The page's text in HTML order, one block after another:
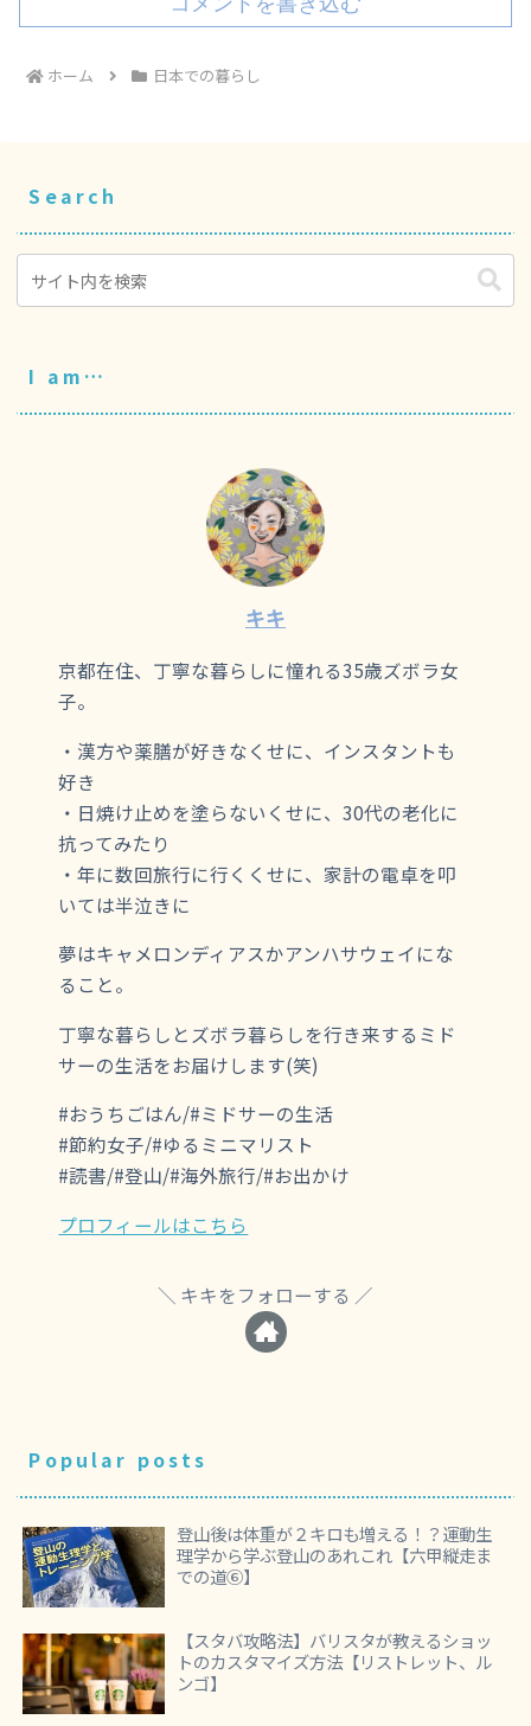
ホーム 日本での暮らし
Search
I am…
キキ
京都在住、丁寧な暮らしに憧れる35歳ズボラ女
子。
・漢方や薬膳が好きなくせに、インスタントも
好き
・日焼け止めを塗らないくせに、30代の老化に
抗ってみたり
・年に数回旅行に行くくせに、家計の電卓を叩
いては半泣きに
夢はキャメロンディアスかアンハサウェイにな
ること。
丁寧な暮らしとズボラ暮らしを行き来するミド
サーの生活をお届けします(笑)
#おうちごはん/#ミドサーの生活
#節約女子/#ゆるミニマリスト
#読書/#登山/#海外旅行/#お出かけ
プロフィールはこちら
キキをフォローする
Popular posts
登山後は体重が２キロも増える！？運動生
理学から学ぶ登山のあれこれ【六甲縦走ま
での道⑥】
【スタバ攻略法】バリスタが教えるショッ
トのカスタマイズ方法【リストレット、ル
ンゴ】